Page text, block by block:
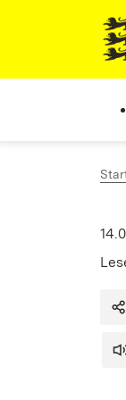
Zum